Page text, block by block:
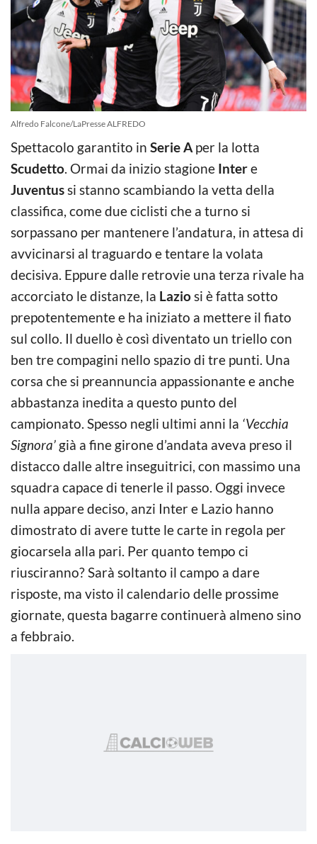
Alfredo Falcone/LaPresse ALFREDO
Spettacolo garantito in Serie A per la lotta
Scudetto. Ormai da inizio stagione Intere
Juventussi stanno scambiando la vetta della
classifica, come due ciclisti che a turno si
sorpassano per mantenere l’andatura, in attesa di
avvicinarsi al traguardo e tentare la volata
decisiva. Eppure dalle retrovie una terza rivale ha
accorciato le distanze, la Laziosi è fatta sotto
prepotentemente e ha iniziato a mettere il fiato
sul collo. Il duello è così diventato un triello con
ben tre compagini nello spazio di tre punti. Una
corsa che si preannuncia appassionante e anche
abbastanza inedita a questo punto del
campionato. Spesso negli ultimi anni la ‘Vecchia
Signora’ già a fine girone d’andata aveva preso il
distacco dalle altre inseguitrici, con massimo una
squadra capace di tenerle il passo. Oggi invece
nulla appare deciso, anzi Inter e Lazio hanno
dimostrato di avere tutte le carte in regola per
giocarsela alla pari. Per quanto tempo ci
riusciranno? Sarà soltanto il campo a dare
risposte, ma visto il calendario delle prossime
giornate, questa bagarre continuerà almeno sino
a febbraio.